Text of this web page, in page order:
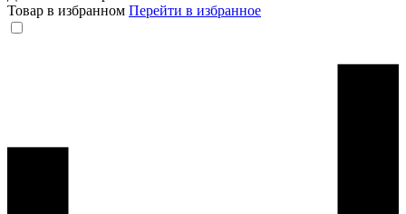
Товар в избранном Перейти в избранное